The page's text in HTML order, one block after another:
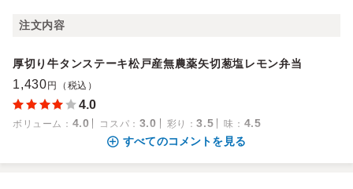
注文内容
厚切り牛タンステーキ松戸産無農薬矢切葱塩レモン弁当
1,430 円（税込）
4.0
ボリューム ： 4.0 コスパ ： 3.0 彩り ：3.5 味 ： 4.5
すべてのコメントを見る